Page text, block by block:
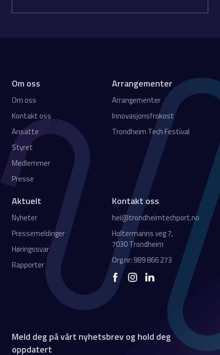
Om oss
Om oss
Kontakt oss
Ansatte
Styret
Medlemmer
Presse
Arrangementer
Arrangementer
Innovasjonsfrokost
Trondheim Tech Festival
Aktuelt
Nyheter
Pressemeldinger
Høringssvar
Rapporter
Kontakt oss
hei@trondheimtechport.no
Holtermanns veg 7,
7030 Trondheim
Org.nr: 989 866 273
Meld deg på vårt nyhetsbrev og hold deg
oppdatert